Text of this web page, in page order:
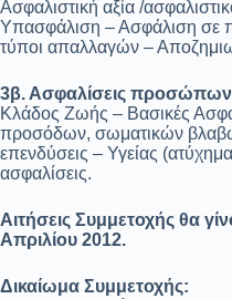
Ασφαλιστική αξία /
Υπασφάλιση – Ασφάλιση σε
τύποι απαλλαγών –
3β. Ασφαλίσεις προσώπων
Κλάδος Ζωής – Βασικές
προσόδων, σωματικών
επενδύσεις – Υγείας
ασφαλίσεις.
Αιτήσεις Συμμετοχής θα
Απριλίου 2012.
Δικαίωμα Συμμετοχής: